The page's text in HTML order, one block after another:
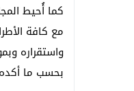
كما أُحيط
مع كافة
واستقراره
بحسب ما